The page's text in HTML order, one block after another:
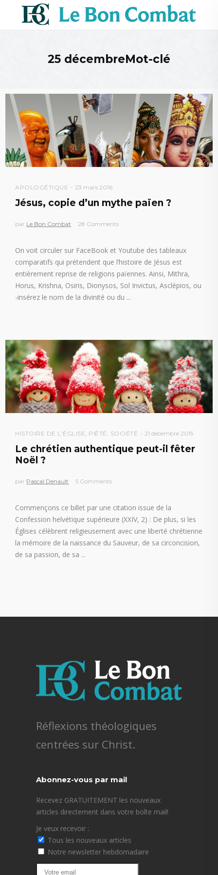
25 décembreMot-clé
APOLOGÉTIQUE 23 mars 2016
Jésus, copie d’un mythe païen ?
par Le Bon Combat 28 Comments
On voit circuler sur FaceBook et Youtube des tableaux
comparatifs qui prétendent que l’histoire de Jésus est
entièrement reprise de religions païennes. Ainsi, Mithra,
Horus, Krishna, Osiris, Dionysos, Sol Invictus, Asclépios, ou
-insérez le nom de la divinité ou du
HISTOIRE DE L'ÉGLISE, PIÉTÉ , SOCIÉTÉ 21 décembre 2015
Le chrétien authentique peut-il fêter
Noël ?
par Pascal Denault 5 Comments
Commençons ce billet par une citation issue de la
Confession helvétique supérieure (XXIV, 2) : De plus, si les
Églises célèbrent religieusement avec une liberté chrétienne
la mémoire de la naissance du Sauveur, de sa circoncision,
de sa passion, de sa
Réflexions théologiques
centrées sur Christ.
Abonnez-vous par mail
Recevez GRATUITEMENT les nouveaux
articles directement dans votre boîte mail!
Je veux recevoir :
Tous les nouveaux articles
Notre newsletter hebdomadaire